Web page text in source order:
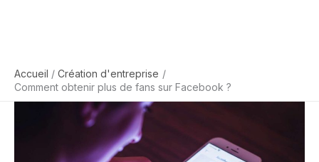
Accueil
Création d'entreprise
Comment obtenir plus de fans sur Facebook ?